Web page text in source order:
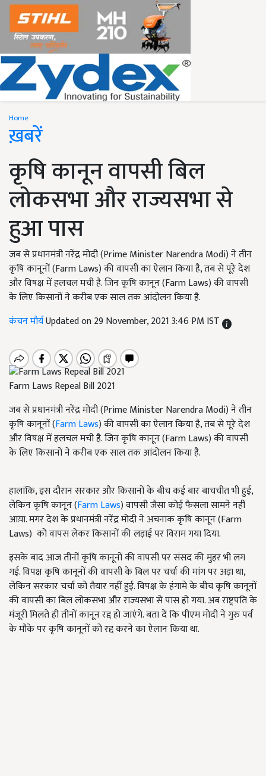
Home
ख़बरें
कृषि कानून वापसी बिल
लोकसभा और राज्यसभा से
हुआ पास
जब से प्रधानमंत्री नरेंद्र मोदी (Prime Minister Narendra Modi) ने तीन
कृषि कानूनों (Farm Laws) की वापसी का ऐलान किया है, तब से पूरे देश
और विषक्ष में हलचल मची है. जिन कृषि कानून (Farm Laws) की वापसी
के लिए किसानों ने करीब एक साल तक आंदोलन किया है.
कंचन मौर्यUpdated on 29 November, 2021 3:46 PM IST
Farm Laws Repeal Bill 2021
जब से प्रधानमंत्री नरेंद्र मोदी (Prime Minister Narendra Modi) ने तीन
कृषि कानूनों (Farm Laws) की वापसी का ऐलान किया है, तब से पूरे देश
और विषक्ष में हलचल मची है. जिन कृषि कानून (Farm Laws) की वापसी
के लिए किसानों ने करीब एक साल तक आंदोलन किया है.
हालांकि, इस दौरान सरकार और किसानों के बीच कई बार बाचचीत भी हुई,
लेकिन कृषि कानून (Farm Laws) वापसी जैसा कोई फैसला सामने नहीं
आय़ा. मगर देश के प्रधानमंत्री नरेंद्र मोदी ने अचनाक कृषि कानून (Farm
Laws) को वापस लेकर किसानों की लड़ाई पर विराम गया दिया.
इसके बाद आज तीनों कृषि कानूनों की वापसी पर संसद की मुहर भी लग
गई. विपक्ष कृषि कानूनों की वापसी के बिल पर चर्चा की मांग पर अड़ा था,
लेकिन सरकार चर्चा को तैयार नहीं हुई. विपक्ष के हंगामे के बीच कृषि कानूनों
की वापसी का बिल लोकसभा और राज्यसभा से पास हो गया. अब राष्ट्रपति के
मंजूरी मिलते ही तीनों कानून रद्द हो जाएंगे. बता दें कि पीएम मोदी ने गुरु पर्व
के मौके पर कृषि कानूनों को रद्द करने का ऐलान किया था.